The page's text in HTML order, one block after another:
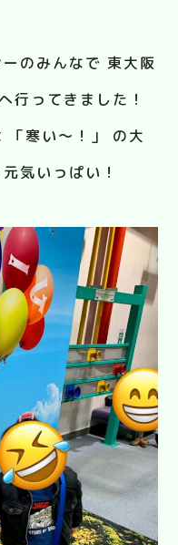
のみんなで 東大阪
行ってきました！
「寒い〜！」 の大
気いっぱい！